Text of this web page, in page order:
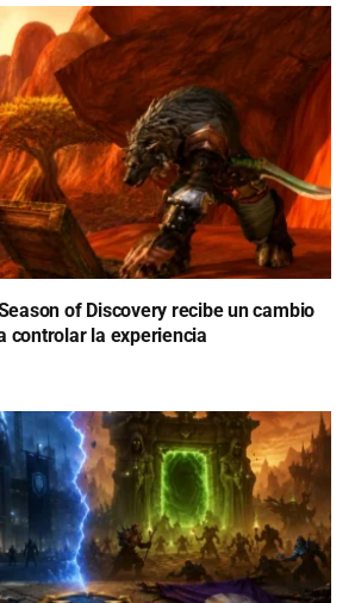
of Discovery recibe un cambio
controlar la experiencia